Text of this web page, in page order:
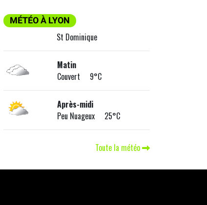
MÉTÉO À LYON
St Dominique
Matin
Couvert 9°C
Après-midi
Peu Nuageux 25°C
Toute la météo